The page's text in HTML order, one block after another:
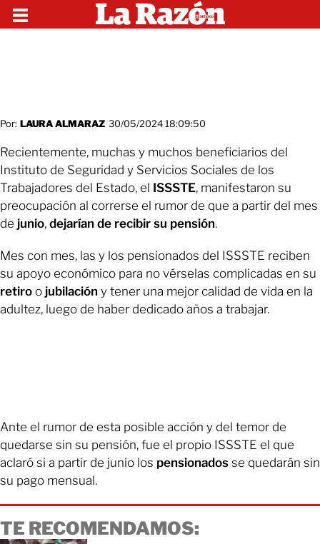
Por: LAURA ALMARAZ 30/05/2024 18:09:50
Recientemente, muchas y muchos beneficiarios del
Instituto de Seguridad y Servicios Sociales de los
Trabajadores del Estado, el ISSSTE, manifestaron su
preocupación al correrse el rumor de que a partir del mes
de junio, dejarían de recibir su pensión.
Mes con mes, las y los pensionados del ISSSTE reciben
su apoyo económico para no vérselas complicadas en su
retiro o jubilación y tener una mejor calidad de vida en la
adultez, luego de haber dedicado años a trabajar.
Ante el rumor de esta posible acción y del temor de
quedarse sin su pensión, fue el propio ISSSTE el que
aclaró si a partir de junio los pensionados se quedarán sin
su pago mensual.
TE RECOMENDAMOS: